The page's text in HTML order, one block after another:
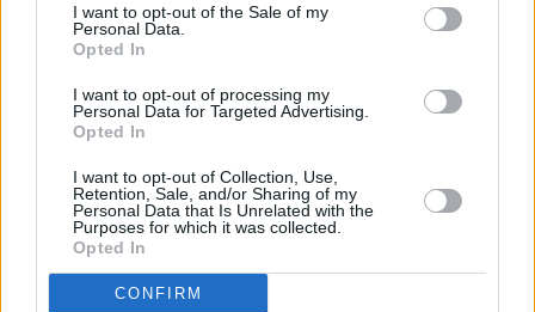
cualquier momento entrando de nuevo en este sitio web o
visitando nuestra política de privacidad.
I want to opt-out of the Sale of my
Personal Data.
Opted In
I want to opt-out of processing my
Personal Data for Targeted Advertising.
Opted In
I want to opt-out of Collection, Use,
Retention, Sale, and/or Sharing of my
Personal Data that Is Unrelated with the
Purposes for which it was collected.
Opted In
CONFIRM